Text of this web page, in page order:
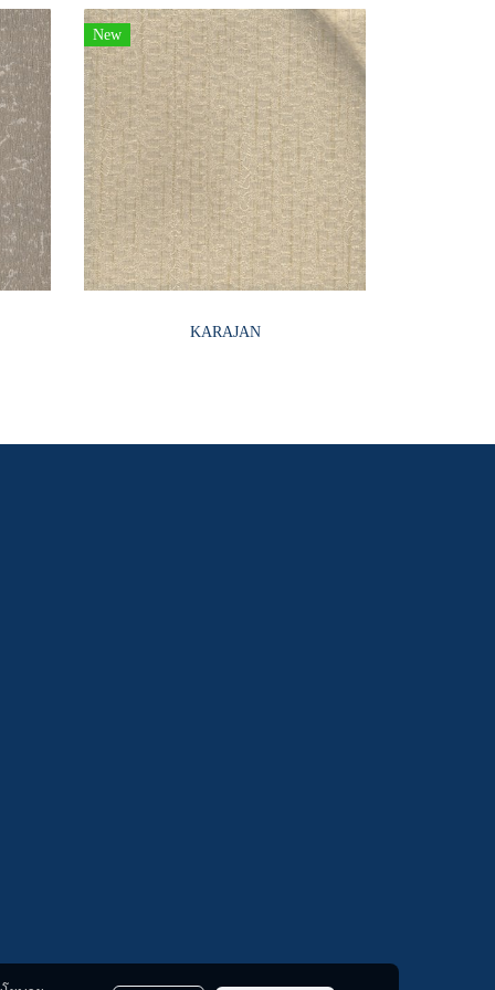
New
KARAJAN